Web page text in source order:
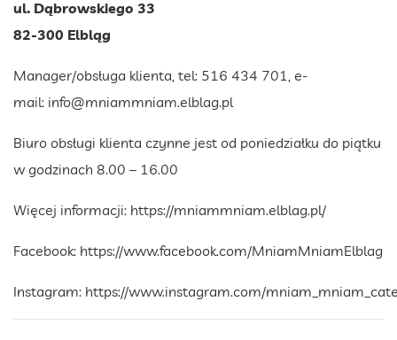
ul. Dąbrowskiego 33
82-300 Elbląg
Manager/obsługa klienta, tel: 516 434 701, e-
mail: info@mniammniam.elblag.pl
Biuro obsługi klienta czynne jest od poniedziałku do piątku
w godzinach 8.00 – 16.00
Więcej informacji: https://mniammniam.elblag.pl/
Facebook: https://www.facebook.com/MniamMniamElblag
Instagram: https://www.instagram.com/